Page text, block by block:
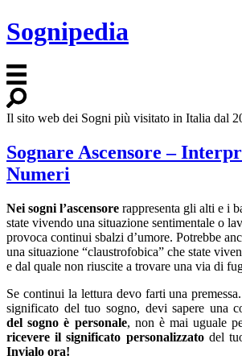
Sognipedia
Il sito web dei Sogni più visitato in Italia dal
Sognare Ascensore –
Numeri
Nei sogni l’ascensore rappresenta gli alti e i
state vivendo una situazione sentimentale o
provoca continui sbalzi d’umore. Potrebbe
una situazione “claustrofobica” che state
e dal quale non riuscite a trovare una via di
Se continui la lettura devo farti una
significato del tuo sogno, devi sapere una
del sogno è personale, non è mai uguale
ricevere il significato personalizzatodel
Invialo ora!